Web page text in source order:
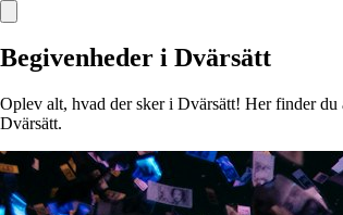
Begivenheder i Dvärsätt
Oplev alt, hvad der sker i Dvärsätt! Her finder du
Dvärsätt.